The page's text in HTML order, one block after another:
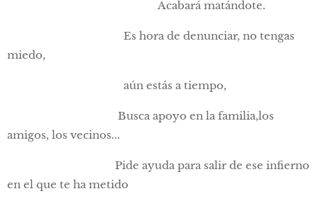
Acabará matándote.
Es hora de denunciar, no tengas
miedo,
aún estás a tiempo,
Busca apoyo en la familia,los
amigos, los vecinos...
Pide ayuda para salir de ese infierno
en el que te ha metido